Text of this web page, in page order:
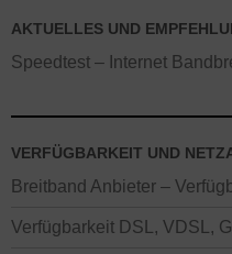
AKTUELLES UND
Speedtest – Internet
VERFÜGBARKEIT UND
Breitband Anbieter –
Verfügbarkeit DSL, VDSL,